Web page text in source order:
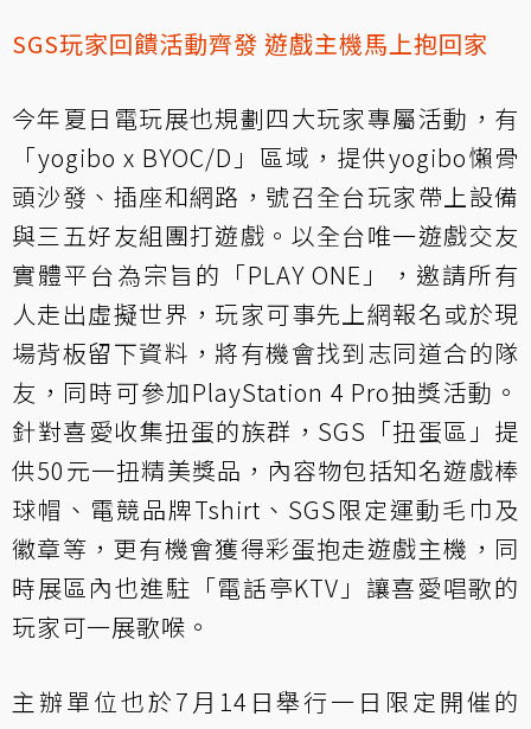
SGS玩家回饋活動齊發 遊戲主機馬上抱回家
今年夏日電玩展也規劃四大玩家專屬活動，有
「yogibo x BYOC/D」區域，提供yogibo懶骨
頭沙發、插座和網路，號召全台玩家帶上設備
與三五好友組團打遊戲。以全台唯一遊戲交友
實體平台為宗旨的「PLAY ONE」，邀請所有
人走出虛擬世界，玩家可事先上網報名或於現
場背板留下資料，將有機會找到志同道合的隊
友，同時可參加PlayStation 4 Pro抽獎活動。
針對喜愛收集扭蛋的族群，SGS「扭蛋區」提
供50元一扭精美獎品，內容物包括知名遊戲棒
球帽、電競品牌Tshirt、SGS限定運動毛巾及
徽章等，更有機會獲得彩蛋抱走遊戲主機，同
時展區內也進駐「電話亭KTV」讓喜愛唱歌的
玩家可一展歌喉。
主辦單位也於7月14日舉行一日限定開催的